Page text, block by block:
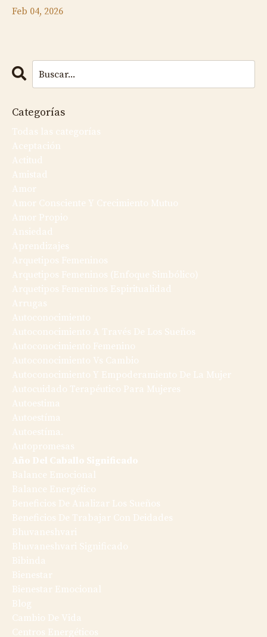
Feb 04, 2026
Categorías
Todas las categorías
Aceptación
Actitud
Amistad
Amor
Amor Consciente Y Crecimiento Mutuo
Amor Propio
Ansiedad
Aprendizajes
Arquetipos Femeninos
Arquetipos Femeninos (enfoque Simbólico)
Arquetipos Femeninos Espiritualidad
Arrugas
Autoconocimiento
Autoconocimiento A Través De Los Sueños
Autoconocimiento Femenino
Autoconocimiento Vs Cambio
Autoconocimiento Y Empoderamiento De La Mujer
Autocuidado Terapéutico Para Mujeres
Autoestima
Autoestíma
Autoestíma.
Autopromesas
Año Del Caballo Significado
Balance Emocional
Balance Energético
Beneficios De Analizar Los Sueños
Beneficios De Trabajar Con Deidades
Bhuvaneshvari
Bhuvaneshvari Significado
Bibinda
Bienestar
Bienestar Emocional
Blog
Cambio De Vida
Centros Energéticos